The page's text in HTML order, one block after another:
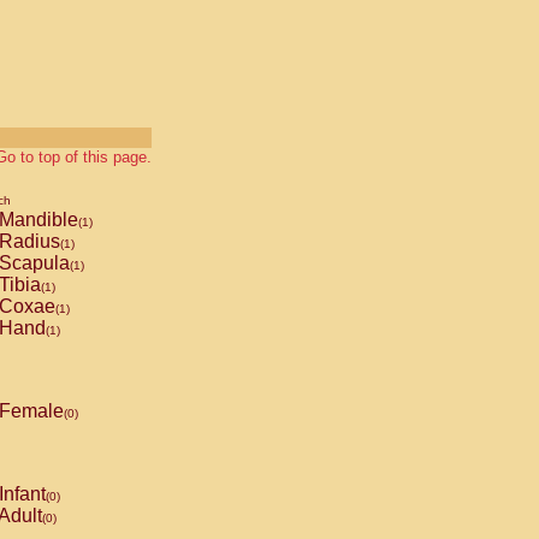
to top of this page.
Mandible(1)
Radius(1)
Scapula(1)
Tibia(1)
Coxae(1)
Hand(1)
Female(0)
Infant(0)
(0)